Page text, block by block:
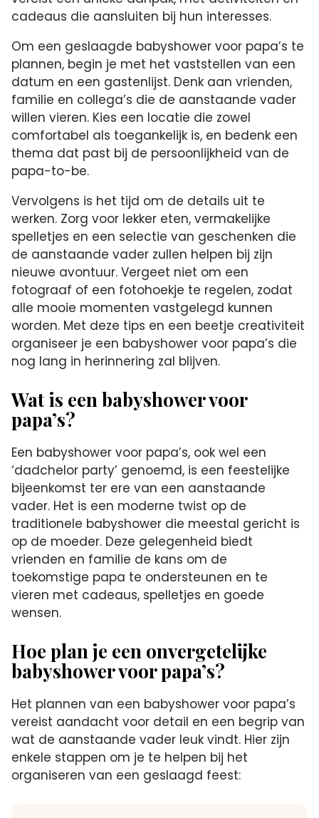
cadeaus die aansluiten bij hun interesses.​
Om een geslaagde babyshower voor papa’s te
plannen, begin je met het vaststellen van een
datum en een gastenlijst.​ Denk aan vrienden,
familie en collega’s die de aanstaande vader
willen vieren.​ Kies een locatie die zowel
comfortabel als toegankelijk is, en bedenk een
thema dat past bij de persoonlijkheid van de
papa-to-be.​
Vervolgens is het tijd om de details uit te
werken.​ Zorg voor lekker eten, vermakelijke
spelletjes en een selectie van geschenken die
de aanstaande vader zullen helpen bij zijn
nieuwe avontuur.​ Vergeet niet om een
fotograaf of een fotohoekje te regelen, zodat
alle mooie momenten vastgelegd kunnen
worden.​ Met deze tips en een beetje creativiteit
organiseer je een babyshower voor papa’s die
nog lang in herinnering zal blijven.​
Wat is een babyshower voor
papa’s?
Een babyshower voor papa’s, ook wel een
‘dadchelor party’ genoemd, is een feestelijke
bijeenkomst ter ere van een aanstaande
vader.​ Het is een moderne twist op de
traditionele babyshower die meestal gericht is
op de moeder.​ Deze gelegenheid biedt
vrienden en familie de kans om de
toekomstige papa te ondersteunen en te
vieren met cadeaus, spelletjes en goede
wensen.​
Hoe plan je een onvergetelijke
babyshower voor papa’s?
Het plannen van een babyshower voor papa’s
vereist aandacht voor detail en een begrip van
wat de aanstaande vader leuk vindt.​ Hier zijn
enkele stappen om je te helpen bij het
organiseren van een geslaagd feest: